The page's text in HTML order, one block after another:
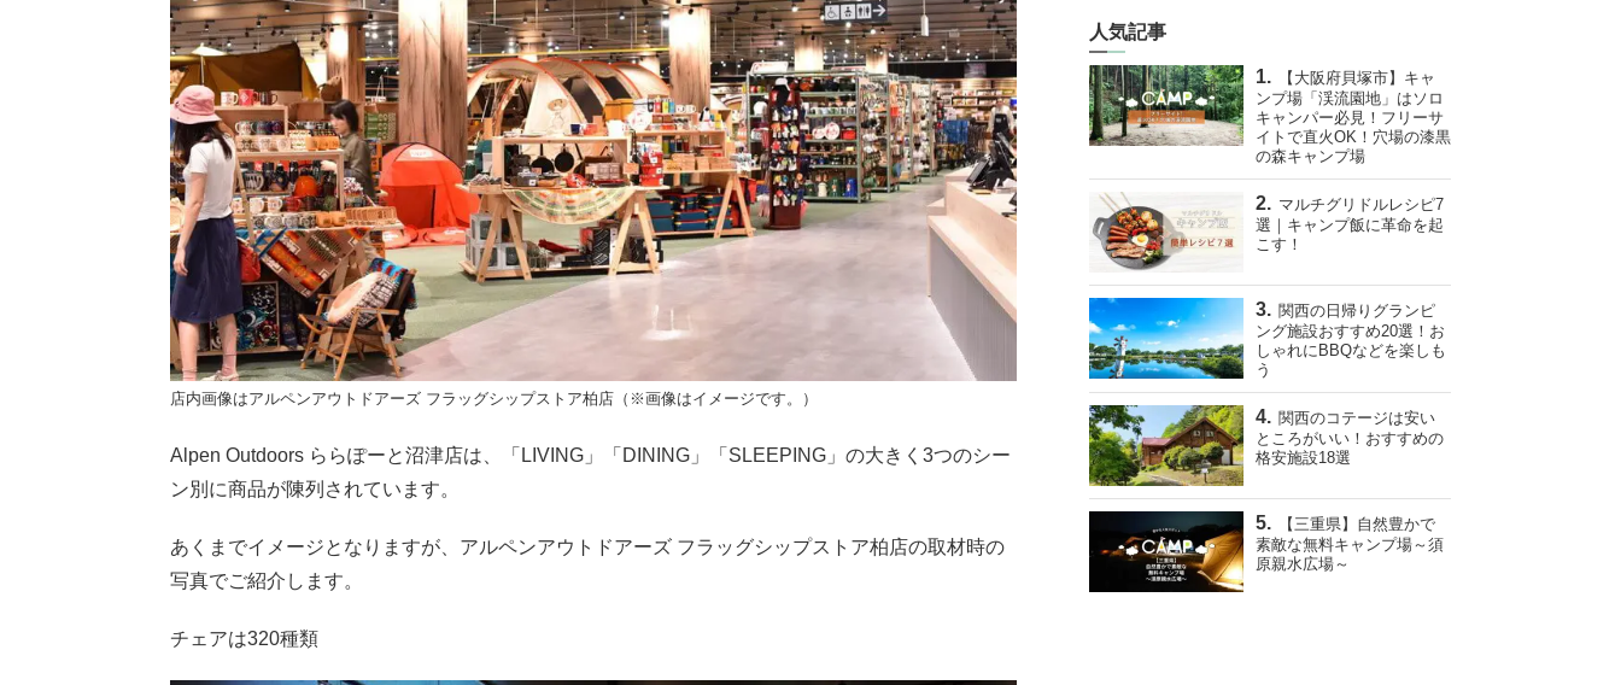
店内画像はアルペンアウトドアーズ フラッグシップストア柏店（※画像はイメージです。）
Alpen Outdoors ららぽーと沼津店は、「LIVING」「DINING」「SLEEPING」の大きく3つのシー
ン別に商品が陳列されています。
あくまでイメージとなりますが、アルペンアウトドアーズ フラッグシップストア柏店の取材時の
写真でご紹介します。
チェアは320種類
人気記事
【大阪府貝塚市】キャ
ンプ場「渓流園地」はソロ
キャンパー必見！フリーサ
イトで直火OK！穴場の漆黒
の森キャンプ場
マルチグリドルレシピ7
選｜キャンプ飯に革命を起
こす！
関西の日帰りグランピ
ング施設おすすめ20選！お
しゃれにBBQなどを楽しも
う
関西のコテージは安い
ところがいい！おすすめの
格安施設18選
【三重県】自然豊かで
素敵な無料キャンプ場～須
原親水広場～